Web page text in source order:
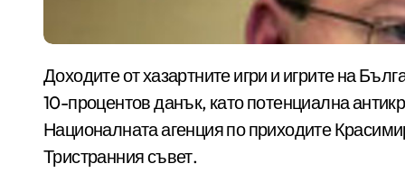
Доходите от хазартните игри и игрите на Българския спортен тотализатор да бъдат облагани с
10-процентов данък, като потенциална
Националната агенция по приходите
Тристранния съвет.